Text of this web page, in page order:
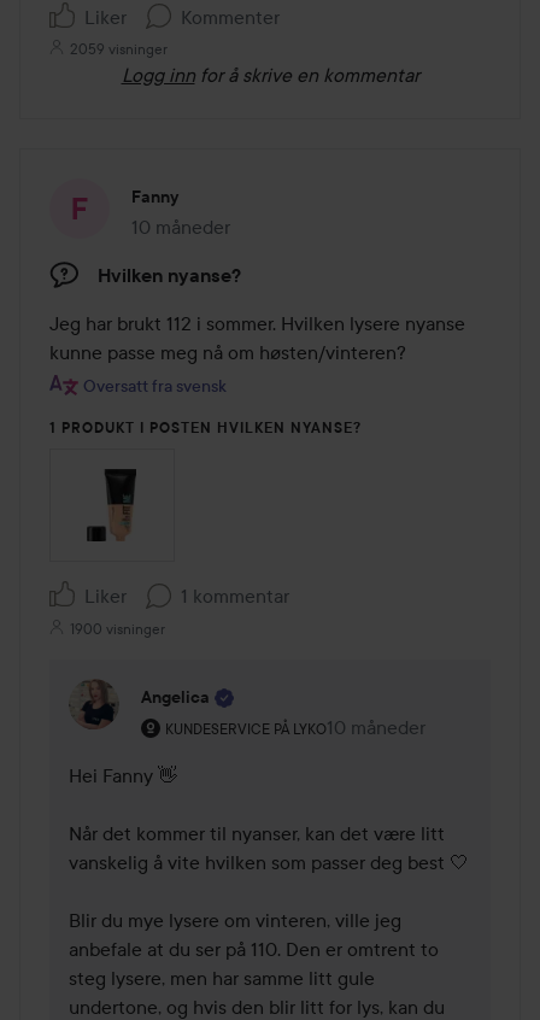
Liker Kommenter
2059 visninger
Logg inn for å skrive en kommentar
Fanny
10 måneder
Innlegget ble opprettet 10 måneder
Hvilken nyanse?
Jeg har brukt 112 i sommer. Hvilken lysere nyanse
kunne passe meg nå om høsten/vinteren?
Oversatt fra svensk
1 PRODUKT I POSTEN HVILKEN NYANSE?
Liker 1 kommentar
1900 visninger
Angelica
KUNDESERVICE PÅ LYKO
Brukerens rolle: Kundeservice på Lyko.
10 måneder
Kommentaren lades 10
Hei Fanny 👋
Når det kommer til nyanser, kan det være litt
vanskelig å vite hvilken som passer deg best 🤍
Blir du mye lysere om vinteren, ville jeg
anbefale at du ser på 110. Den er omtrent to
steg lysere, men har samme litt gule
undertone, og hvis den blir litt for lys, kan du